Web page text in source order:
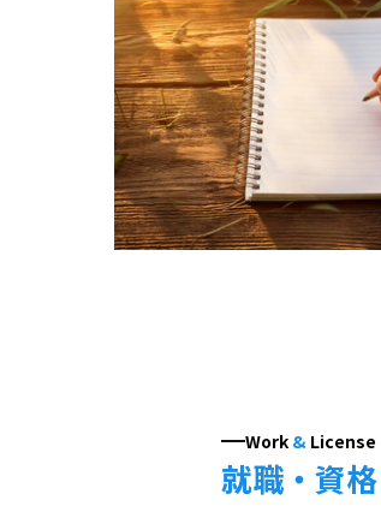
Work & License
就職・資格